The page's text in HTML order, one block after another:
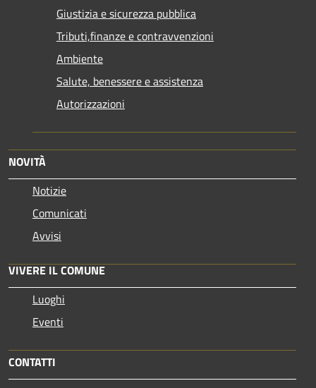
Giustizia e sicurezza pubblica
Tributi,finanze e contravvenzioni
Ambiente
Salute, benessere e assistenza
Autorizzazioni
NOVITÀ
Notizie
Comunicati
Avvisi
VIVERE IL COMUNE
Luoghi
Eventi
CONTATTI